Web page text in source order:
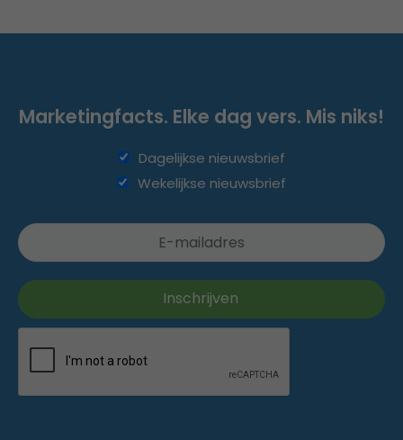
Marketingfacts. Elke dag vers. Mis niks!
Dagelijkse nieuwsbrief
Wekelijkse nieuwsbrief